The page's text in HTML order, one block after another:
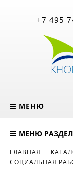
+7 495
МЕНЮ
МЕНЮ
ГЛАВНАЯ
СОЦИАЛЬНАЯ